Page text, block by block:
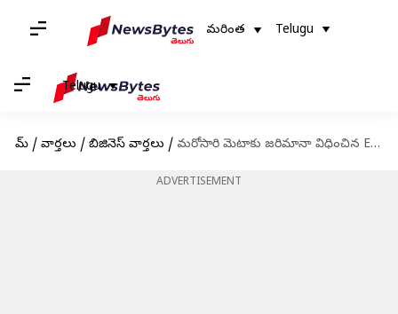
మరింత Telugu
Telugu
హోమ్ / వార్తలు / బిజినెస్ వార్తలు / మరోసారి మెటాకు జరిమానా విధించిన EU రెగ్యులేటర్
ADVERTISEMENT